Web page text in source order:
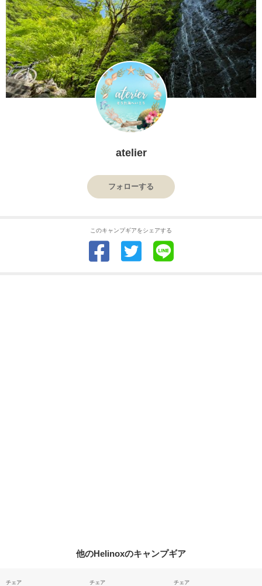
atelier
フォローする
このキャンプギアをシェアする
他のHelinoxのキャンプギア
チェア チェア チェア